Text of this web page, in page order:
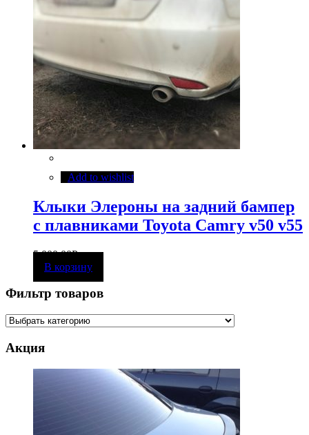
Add to wishlist
Клыки Элероны на задний бампер
с плавниками Toyota Camry v50 v55
5 000,00Р
В корзину
Фильтр товаров
Акция